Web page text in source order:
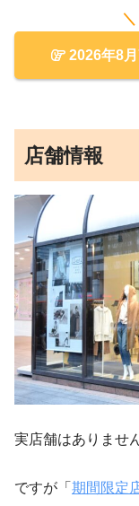
2026年8
店舗情報
実店舗はありませ
ですが「 期間限定